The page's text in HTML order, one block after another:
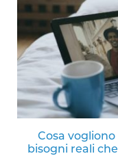
Cosa
bisogni reali